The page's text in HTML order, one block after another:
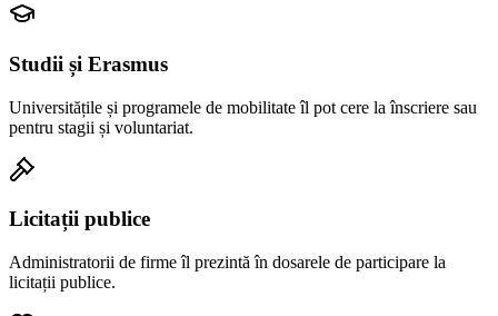
Studii și Erasmus
Universitățile și programele de mobilitate îl pot cere la înscriere sau
pentru stagii și voluntariat.
Licitații publice
Administratorii de firme îl prezintă în dosarele de participare la
licitații publice.